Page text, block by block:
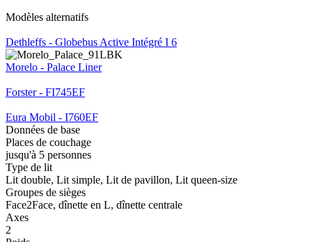
Modèles alternatifs
Dethleffs - Globebus Active Intégré I 6
Morelo - Palace Liner
Forster - FI745EF
Eura Mobil - I760EF
Données de base
Places de couchage
jusqu'à 5 personnes
Type de lit
Lit double, Lit simple, Lit de pavillon, Lit queen-size
Groupes de sièges
Face2Face, dînette en L, dînette centrale
Axes
2